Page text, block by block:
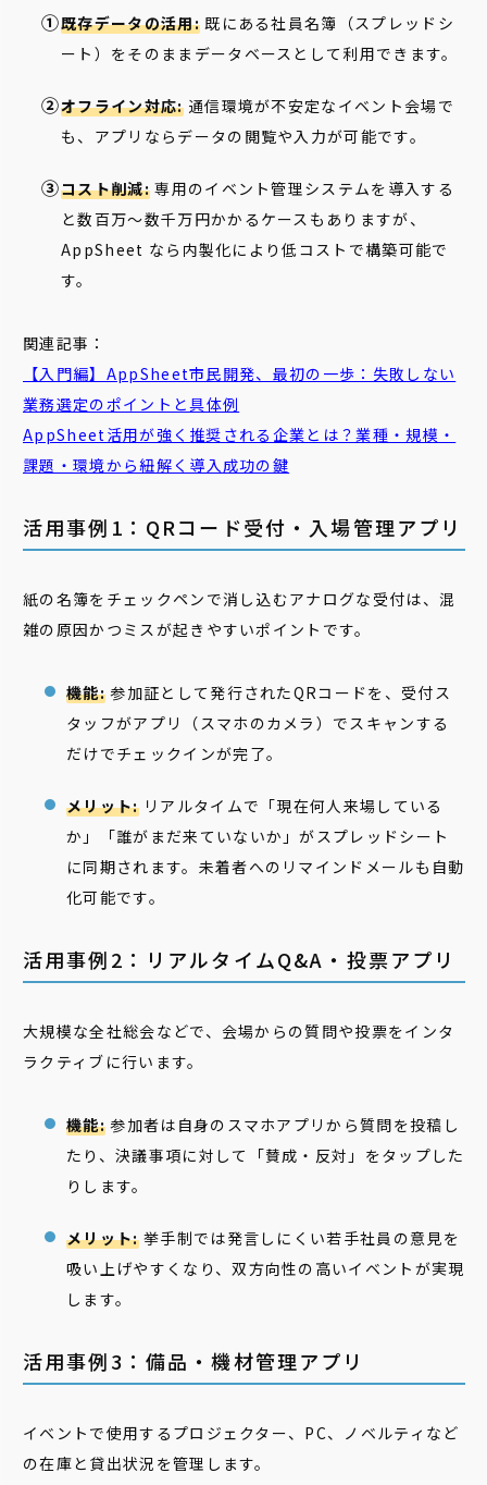
既存データの活用:既にある社員名簿（スプレッドシ
ート）をそのままデータベースとして利用できます。
オフライン対応:通信環境が不安定なイベント会場で
も、アプリならデータの閲覧や入力が可能です。
コスト削減:専用のイベント管理システムを導入する
と数百万〜数千万円かかるケースもありますが、
AppSheet なら内製化により低コストで構築可能で
す。
関連記事：
【入門編】AppSheet市民開発、最初の一歩：失敗しない
業務選定のポイントと具体例
AppSheet活用が強く推奨される企業とは？業種・規模・
課題・環境から紐解く導入成功の鍵
活用事例1：QRコード受付・入場管理アプリ
紙の名簿をチェックペンで消し込むアナログな受付は、混
雑の原因かつミスが起きやすいポイントです。
機能:参加証として発行されたQRコードを、受付ス
タッフがアプリ（スマホのカメラ）でスキャンする
だけでチェックインが完了。
メリット:リアルタイムで「現在何人来場している
か」「誰がまだ来ていないか」がスプレッドシート
に同期されます。未着者へのリマインドメールも自動
化可能です。
活用事例2：リアルタイムQ&A・投票アプリ
大規模な全社総会などで、会場からの質問や投票をインタ
ラクティブに行います。
機能:参加者は自身のスマホアプリから質問を投稿し
たり、決議事項に対して「賛成・反対」をタップした
りします。
メリット:挙手制では発言しにくい若手社員の意見を
吸い上げやすくなり、双方向性の高いイベントが実現
します。
活用事例3：備品・機材管理アプリ
イベントで使用するプロジェクター、PC、ノベルティなど
の在庫と貸出状況を管理します。